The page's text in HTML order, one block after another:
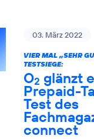
03. März 2022
VIER MAL „SEHR
TESTSIEGE:
O2 glänzt
Prepaid-
Test des
connect